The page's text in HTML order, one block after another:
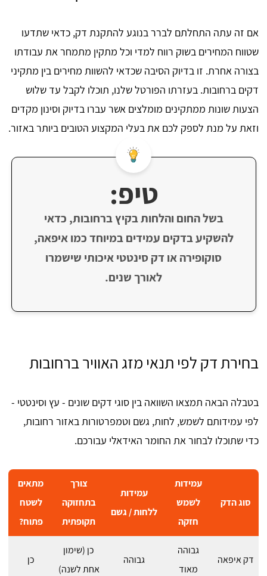
אם זה עתה התחלתם לברר בנוגע להתקנת דק, כדאי שתדעו
שטווח המחירים בשוק רווח למדי וכל מתקין מתמחר את עבודתו
בצורה אחרת. זו בדיוק הסיבה שכדאי להשוות מחירים בין מתקיני
דקים ברחובות. בעזרתו הפורטל שלנו, תוכלו לקבל עד שלוש
הצעות שונות ממתקינים מומלצים אשר עברו בדיוק וסינון מקדים
וזאת על מנת לספק לכם את בעלי המקצוע הטובים ביותר באזור.
טיפ:
בשל החום והלחות בקיץ ברחובות, כדאי
להשקיע בדקים עמידים במיוחד כמו איפאה,
סוקופירה או דק סינטטי איכותי שישמרו
לאורך שנים.
בחירת דק לפי תנאי מזג האוויר ברחובות
בטבלה הבאה תמצאו השוואה בין סוגי דקים שונים - עץ וסינטטי -
לפי עמידותם לשמש, לחות, גשם וטמפרטורות באזור רחובות,
כדי שתוכלו לבחור את החומר האידאלי עבורכם.
סוג הדק
עמידות
לשמש
חזקה
עמידות
ללחות / גשם
צורך
בתחזוקה
תקופתית
מתאים
לשטח
פתוח?
דק איפאה
גבוהה
מאוד
גבוהה
כן (שימון
אחת לשנה)
כן